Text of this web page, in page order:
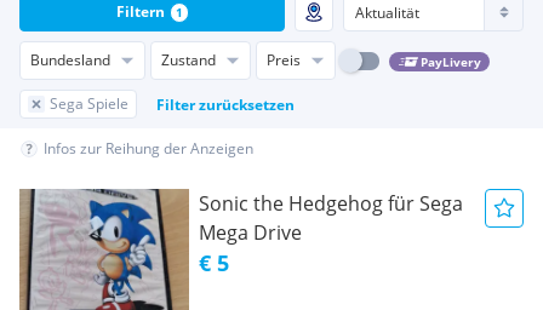
Bundesland Zustand Preis PayLivery
Sega Spiele Filter zurücksetzen
Filtern 1
Infos zur Reihung der Anzeigen
Sonic the Hedgehog für Sega
Mega Drive
€ 5